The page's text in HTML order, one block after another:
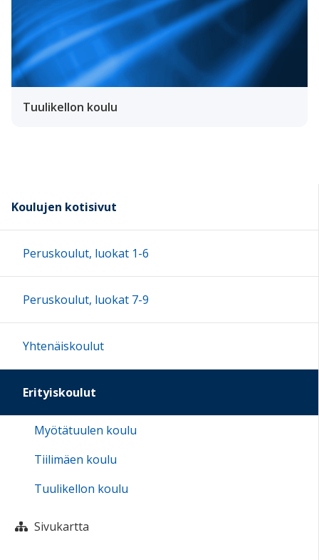
Tuulikellon koulu
Koulujen kotisivut
Peruskoulut, luokat 1-6
Peruskoulut, luokat 7-9
Yhtenäiskoulut
Erityiskoulut
Myötätuulen koulu
Tiilimäen koulu
Tuulikellon koulu
Sivukartta